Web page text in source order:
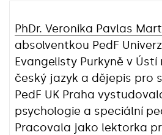
PhDr. Veronika Pavlas
absolventkou PedF
Evangelisty Purkyně v
český jazyk a dějepis pro
PedF UK Praha
psychologie a speciální
Pracovala jako lektorka